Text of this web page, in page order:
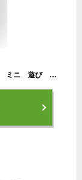
ミニバドミントンセット BS-7414 バドミントン ミニ 遊び スポーツ 運動 ラケット 球技 玩具 トレーニング 遊ぶ あそび 子供 レジャー 公園 外遊び おもちゃ アウトドア コンパクト